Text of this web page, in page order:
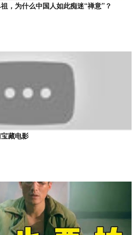
，为什么中国人如此痴迷“禅意”？
藏电影